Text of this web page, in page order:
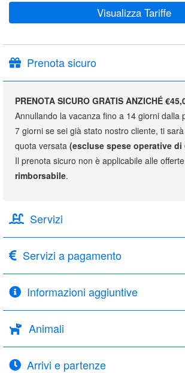
Visualizza Tariffe
Prenota sicuro
PRENOTA SICURO GRATIS ANZICHÉ
Annullando la vacanza fino a 14 giorni dalla
7 giorni se sei già stato nostro cliente, ti
quota versata (escluse spese operative di
Il prenota sicuro non è applicabile alle
rimborsabile.
Servizi
Servizi a pagamento
Informazioni aggiuntive
Animali
Arrivi e partenze